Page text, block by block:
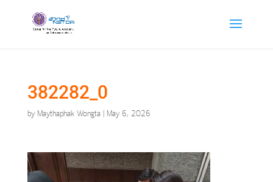
382282_0
by Maythaphak Wongta| May 6, 2026